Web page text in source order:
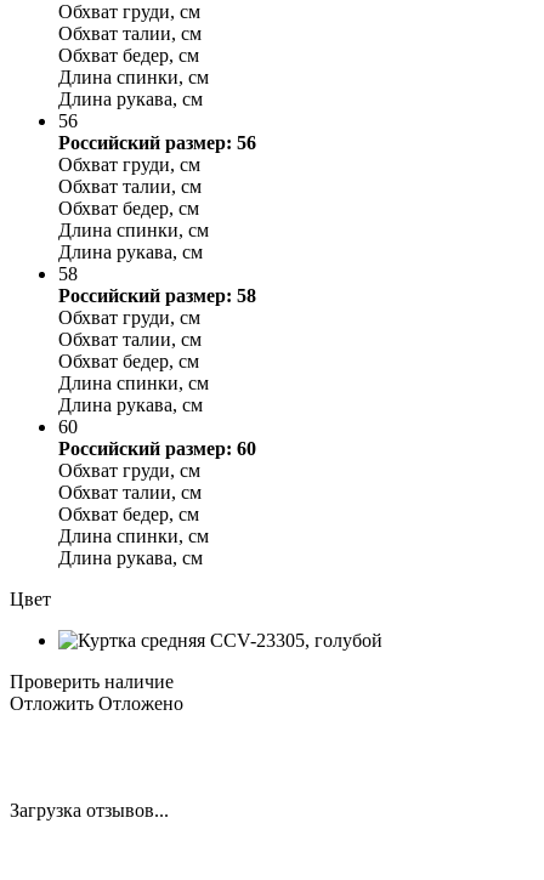
Обхват груди, см
Обхват талии, см
Обхват бедер, см
Длина спинки, см
Длина рукава, см
56
Российский размер: 56
Обхват груди, см
Обхват талии, см
Обхват бедер, см
Длина спинки, см
Длина рукава, см
58
Российский размер: 58
Обхват груди, см
Обхват талии, см
Обхват бедер, см
Длина спинки, см
Длина рукава, см
60
Российский размер: 60
Обхват груди, см
Обхват талии, см
Обхват бедер, см
Длина спинки, см
Длина рукава, см
Цвет
Проверить наличие
Отложить Отложено
Загрузка отзывов...